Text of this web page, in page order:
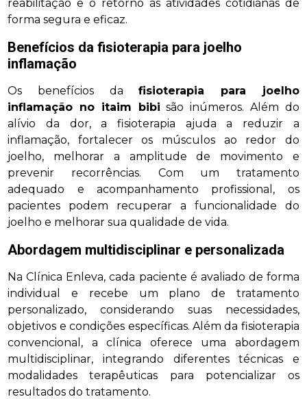
reabilitação e o retorno às atividades cotidianas de
forma segura e eficaz.
Benefícios da fisioterapia para joelho
inflamação
Os benefícios dafisioterapia para joelho
inflamação no itaim bibi são inúmeros. Além do
alívio da dor, a fisioterapia ajuda a reduzir a
inflamação, fortalecer os músculos ao redor do
joelho, melhorar a amplitude de movimento e
prevenir recorrências. Com um tratamento
adequado e acompanhamento profissional, os
pacientes podem recuperar a funcionalidade do
joelho e melhorar sua qualidade de vida.
Abordagem multidisciplinar e personalizada
Na Clínica Enleva, cada paciente é avaliado de forma
individual e recebe um plano de tratamento
personalizado, considerando suas necessidades,
objetivos e condições específicas. Além da fisioterapia
convencional, a clínica oferece uma abordagem
multidisciplinar, integrando diferentes técnicas e
modalidades terapêuticas para potencializar os
resultados do tratamento.